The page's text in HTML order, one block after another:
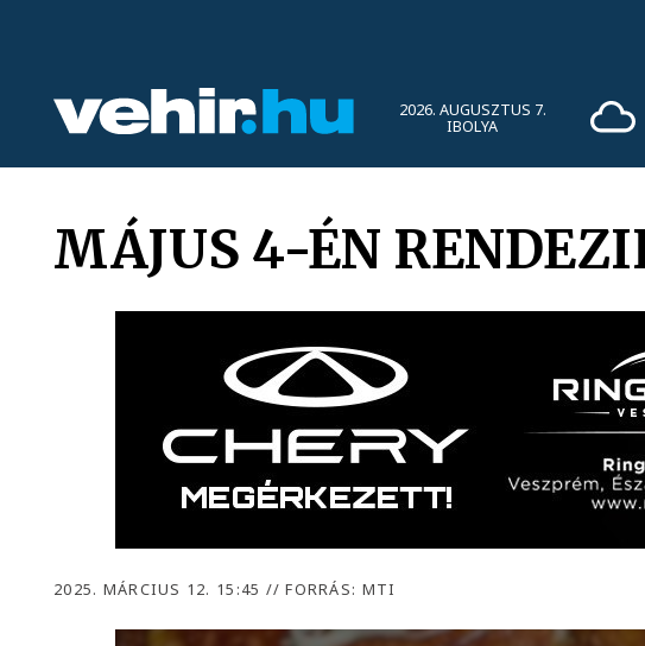
2026. AUGUSZTUS 7.
IBOLYA
MÁJUS 4-ÉN
2025. MÁRCIUS 12. 15:45 // FORRÁS: MTI